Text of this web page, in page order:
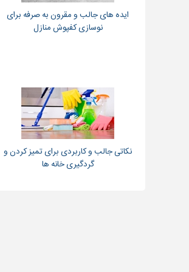
ایده های جالب و مقرون به صرفه برای
نوسازی کفپوش منازل
نکاتی جالب و کاربردی برای تمیز کردن و
گردگیری خانه ها